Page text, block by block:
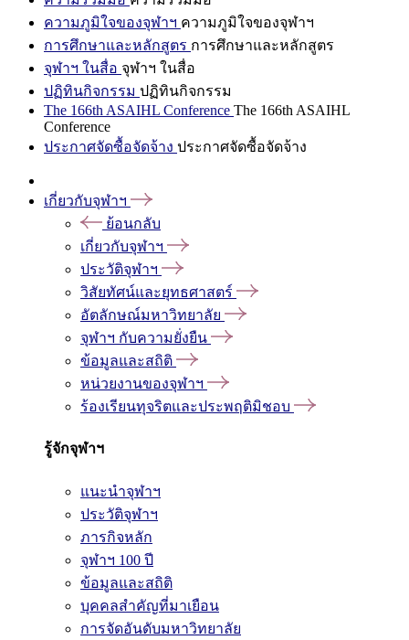
ความภูมิใจของจุฬาฯ ความภูมิใจของจุฬาฯ
การศึกษาและหลักสูตร การศึกษาและหลักสูตร
จุฬาฯ ในสื่อ จุฬาฯ ในสื่อ
ปฏิทินกิจกรรม ปฏิทินกิจกรรม
The 166th ASAIHL Conference The 166th ASAIHL
Conference
ประกาศจัดซื้อจัดจ้าง ประกาศจัดซื้อจัดจ้าง
เกี่ยวกับจุฬาฯ
ย้อนกลับ
เกี่ยวกับจุฬาฯ
ประวัติจุฬาฯ
วิสัยทัศน์และยุทธศาสตร์
อัตลักษณ์มหาวิทยาลัย
จุฬาฯ กับความยั่งยืน
ข้อมูลและสถิติ
หน่วยงานของจุฬาฯ
ร้องเรียนทุจริตและประพฤติมิชอบ
รู้จักจุฬาฯ
แนะนำจุฬาฯ
ประวัติจุฬาฯ
ภารกิจหลัก
จุฬาฯ 100 ปี
ข้อมูลและสถิติ
บุคคลสำคัญที่มาเยือน
การจัดอันดับมหาวิทยาลัย